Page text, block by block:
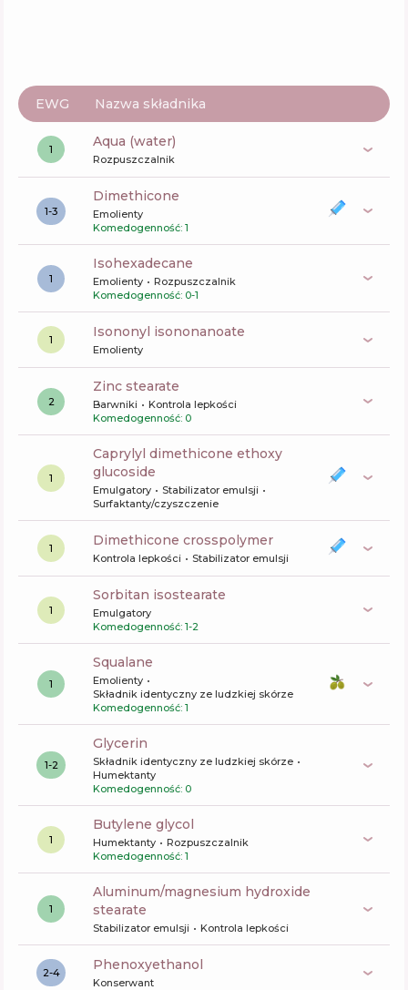
EWG Nazwa składnika
1 aqua (water)
Rozpuszczalnik
1-3
dimethicone
Emolienty
Komedogenność: 1
1
Isohexadecane
Emolienty
Rozpuszczalnik
Komedogenność: 0-1
1 isononyl isononanoate
Emolienty
2
zinc stearate
Barwniki
Kontrola lepkości
Komedogenność: 0
1
caprylyl dimethicone ethoxy
glucoside
Emulgatory
Stabilizator emulsji
Surfaktanty/czyszczenie
1 dimethicone crosspolymer
Kontrola lepkości Stabilizator emulsji
1
sorbitan isostearate
Emulgatory
Komedogenność: 1-2
1
squalane
Emolienty
Składnik identyczny ze ludzkiej skórze
Komedogenność: 1
1-2
glycerin
Składnik identyczny ze ludzkiej skórze
Humektanty
Komedogenność: 0
1
butylene glycol
Humektanty
Rozpuszczalnik
Komedogenność: 1
1
aluminum/magnesium hydroxide
stearate
Stabilizator emulsji Kontrola lepkości
2-4 phenoxyethanol
Konserwant